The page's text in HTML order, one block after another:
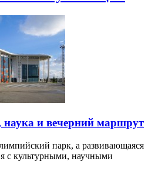
наука и вечерний маршрут
парк, а развивающаяся
с культурными, научными